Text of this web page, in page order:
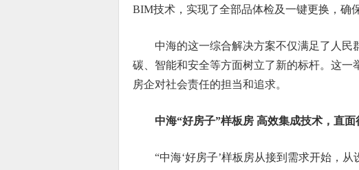
BIM技术，实现了全部品体检及一键更换，确
中海的这一综合解决方案不仅满足了人
碳、智能和安全等方面树立了新的标杆。这一
房企对社会责任的担当和追求。
中海“好房子”样板房 高效集成技术，直面
“中海‘好房子’样板房从接到需求开始，